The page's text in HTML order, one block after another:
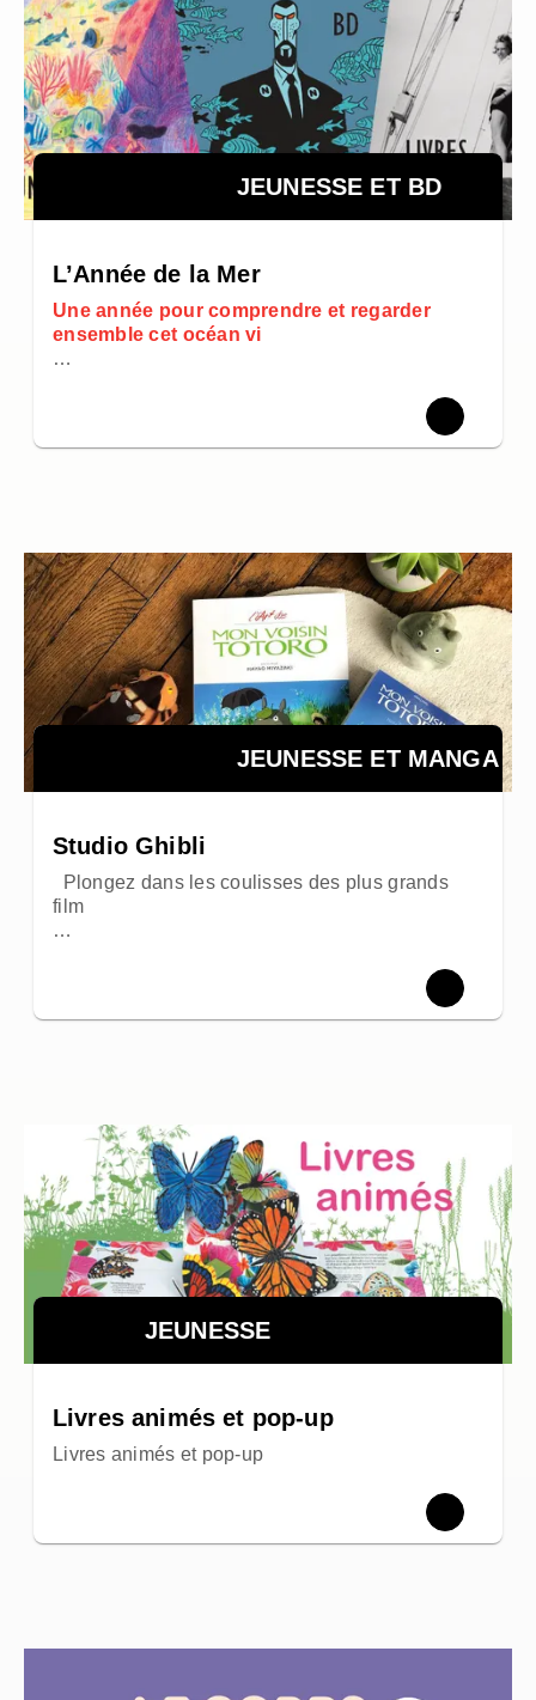
JEUNESSE ET BD
L’Année de la Mer
Une année pour comprendre et regarder
ensemble cet océan vi
…
JEUNESSE ET MANGA
Studio Ghibli
Plongez dans les coulisses des plus grands
film
…
JEUNESSE
Livres animés et pop-up
Livres animés et pop-up